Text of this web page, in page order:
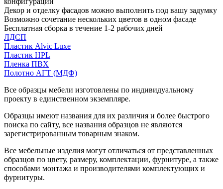
Декор и отделку фасадов можно выполнить под вашу задумку
Возможно сочетание нескольких цветов в одном фасаде
Бесплатная сборка в течение 1-2 рабочих дней
ЛДСП
Пластик Alvic Luxe
Пластик HPL
Пленка ПВХ
Полотно АГТ (МДФ)
Все образцы мебели изготовлены по индивидуальному
проекту в единственном экземпляре.
Образцы имеют названия для их различия и более быстрого
поиска по сайту, все названия образцов не являются
зарегистрированным товарным знаком.
Все мебельные изделия могут отличаться от представленных
образцов по цвету, размеру, комплектации, фурнитуре, а также
способами монтажа и производителями комплектующих и
фурнитуры.